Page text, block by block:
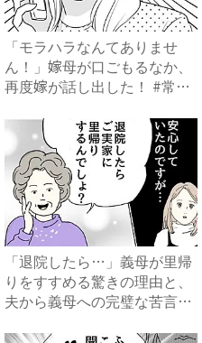
「モラハラなんてありませ
ん！」嫁母が口ごもるなか、
再度嫁が話し出した！ #常識
「退院したら…」義母が里帰
りをすすめる驚きの理由と、
夫から義母への完璧な苦言